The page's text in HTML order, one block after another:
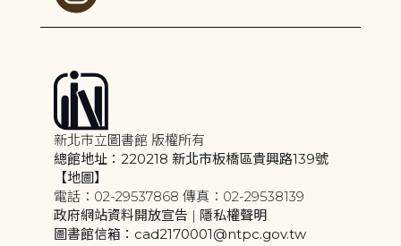
新北市立圖書館 版權所有
總館地址：220218 新北市板橋區貴興路139號
【地圖】
電話：02-29537868 傳真：02-29538139
政府網站資料開放宣告 | 隱私權聲明
圖書館信箱：cad2170001@ntpc.gov.tw